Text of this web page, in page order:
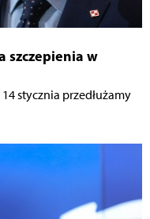
szczepienia w
stycznia przedłużamy